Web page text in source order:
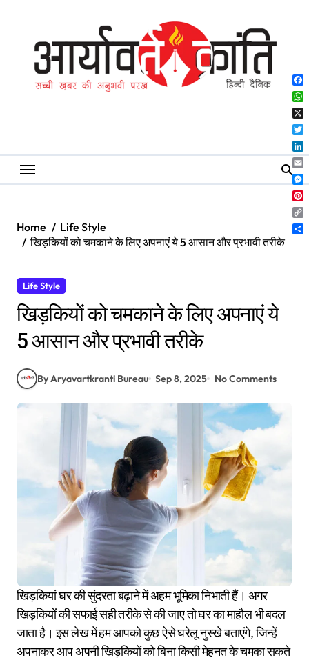
Home
Life Style
खिड़कियों को चमकाने के लिए अपनाएं ये 5 आसान और प्रभावी तरीके
Life Style
खिड़कियों को चमकाने के लिए अपनाएं ये
5 आसान और प्रभावी तरीके
By Aryavartkranti Bureau Sep 8, 2025 No Comments
खिड़कियां घर की सुंदरता बढ़ाने में अहम भूमिका निभाती हैं। अगर
खिड़कियों की सफाई सही तरीके से की जाए तो घर का माहौल भी बदल
जाता है। इस लेख में हम आपको कुछ ऐसे घरेलू नुस्खे बताएंगे, जिन्हें
अपनाकर आप अपनी खिड़कियों को बिना किसी मेहनत के चमका सकते
X